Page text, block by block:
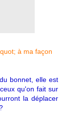
bonnet, elle est
qu'on fait sur
la déplacer